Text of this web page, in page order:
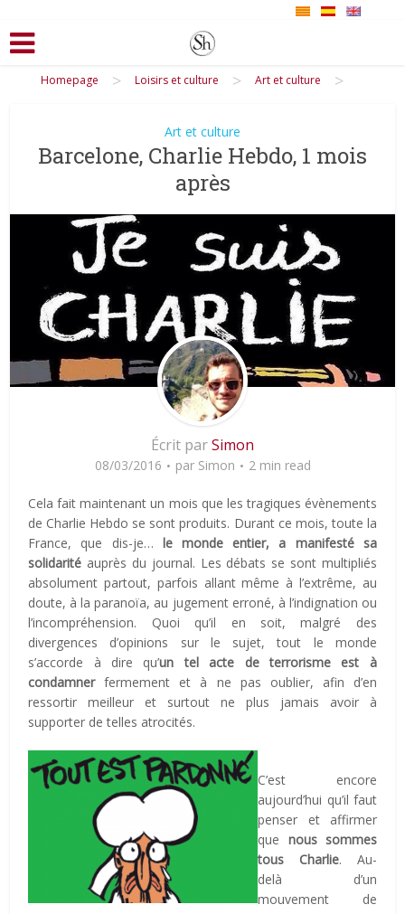
Homepage > Loisirs et culture > Art et culture >
Art et culture
Barcelone, Charlie Hebdo, 1 mois
après
Écrit parSimon
08/03/2016 par Simon 2 min read
Cela fait maintenant un mois que les tragiques évènements
de Charlie Hebdo se sont produits. Durant ce mois, toute la
France, que dis-je… le monde entier, a manifesté sa
solidarité auprès du journal. Les débats se sont multipliés
absolument partout, parfois allant même à l’extrême, au
doute, à la paranoïa, au jugement erroné, à l’indignation ou
l’incompréhension. Quoi qu’il en soit, malgré des
divergences d’opinions sur le sujet, tout le monde
s’accorde à dire qu’un tel acte de terrorisme est à
condamnerfermement et à ne pas oublier, afin d’en
ressortir meilleur et surtout ne plus jamais avoir à
supporter de telles atrocités.
C’est encore
aujourd’hui qu’il faut
penser et affirmer
que nous sommes
tous Charlie. Au-
delà d’un
mouvement de